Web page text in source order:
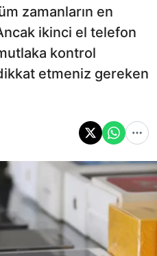
zamanların en
ikinci el telefon
kontrol
etmeniz gereken